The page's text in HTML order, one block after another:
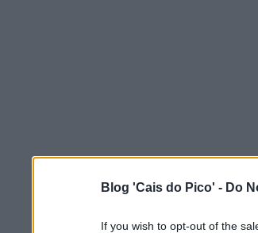
Blog 'Cais do Pico' - Do
If you wish to opt-out of the